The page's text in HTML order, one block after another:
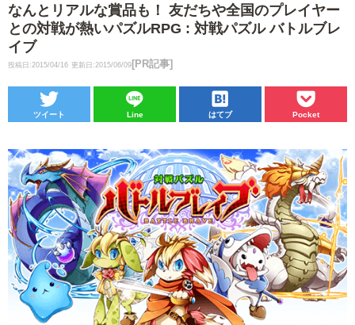
なんとリアルな賞品も！ 友だちや全国のプレイヤー
との対戦が熱いパズルRPG : 対戦パズル バトルブレ
イブ
投稿日:2015/04/16 更新日:2015/06/09 [PR記事]
ツイート Line はてブ Pocket